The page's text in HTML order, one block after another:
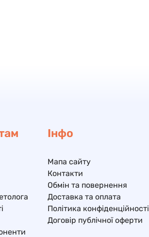
Інфо
Мапа сайту
Контакти
Обмін та повернення
Доставка та оплата
Політика конфіденційності
Договір публічної оферти